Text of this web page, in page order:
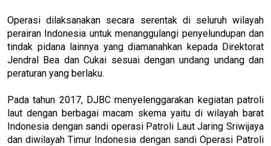
Operasi dilaksanakan secara serentak di seluruh wilayah
perairan Indonesia untuk menanggulangi penyelundupan dan
tindak pidana lainnya yang diamanahkan kepada Direktorat
Jendral Bea dan Cukai sesuai dengan undang undang dan
peraturan yang berlaku.
Pada tahun 2017, DJBC menyelenggarakan kegiatan patroli
laut dengan berbagai macam skema yaitu di wilayah barat
Indonesia dengan sandi operasi Patroli Laut Jaring Sriwijaya
dan diwilayah Timur Indonesia dengan sandi Operasi Patroli